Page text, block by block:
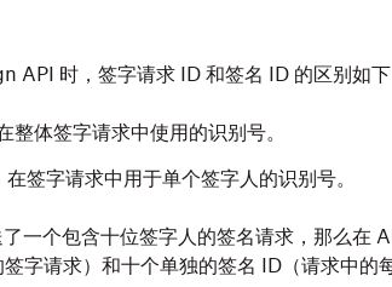
API 时， 签字请求 ID 和签名 ID 的区别如下
整体签字请求中使用的识别号。
签字请求中用于单个签字人的识别号。
一个包含十位签字人的签名请求，那么在
字请求）和十个单独的签名 ID（请求中的